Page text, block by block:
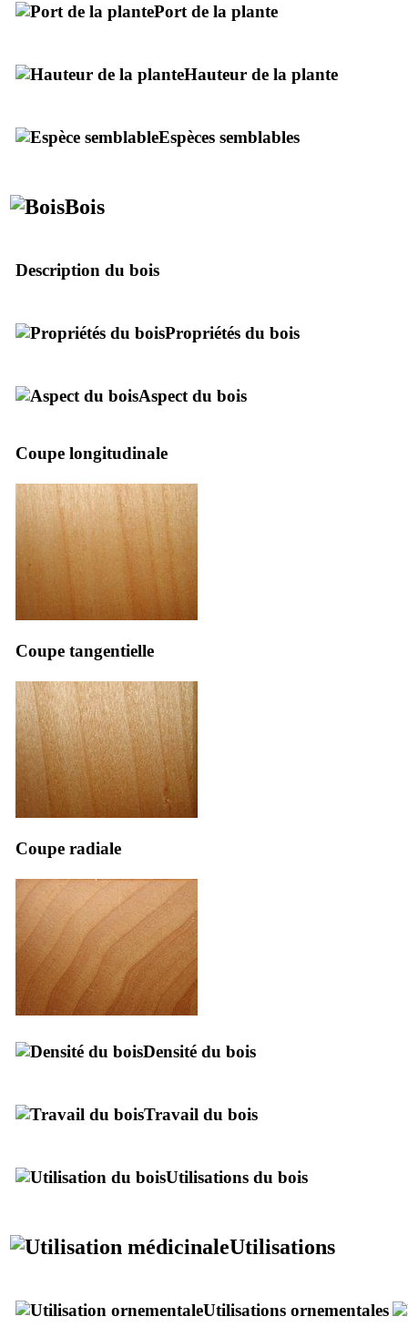
Port de la plante
Hauteur de la plante
Espèces semblables
Bois
Description du bois
Propriétés du bois
Aspect du bois
Coupe longitudinale
Coupe tangentielle
Coupe radiale
Densité du bois
Travail du bois
Utilisations du bois
Utilisations
Utilisations ornementales